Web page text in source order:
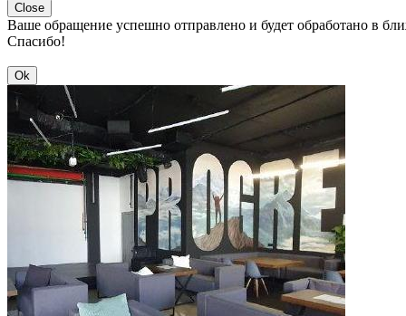
Close
Ваше обращение успешно отправлено и будет обработано в
Спасибо!
Ok